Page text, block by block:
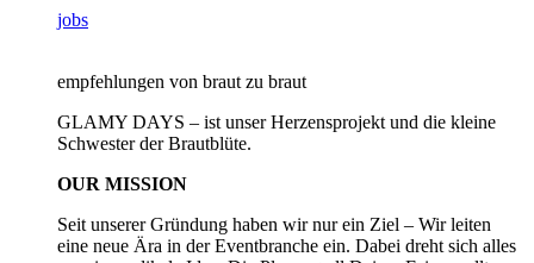
jobs
empfehlungen von braut zu braut
GLAMY DAYS – ist unser Herzensprojekt und die kleine
Schwester der Brautblüte.
OUR MISSION
Seit unserer Gründung haben wir nur ein Ziel – Wir leiten
eine neue Ära in der Eventbranche ein. Dabei dreht sich alles